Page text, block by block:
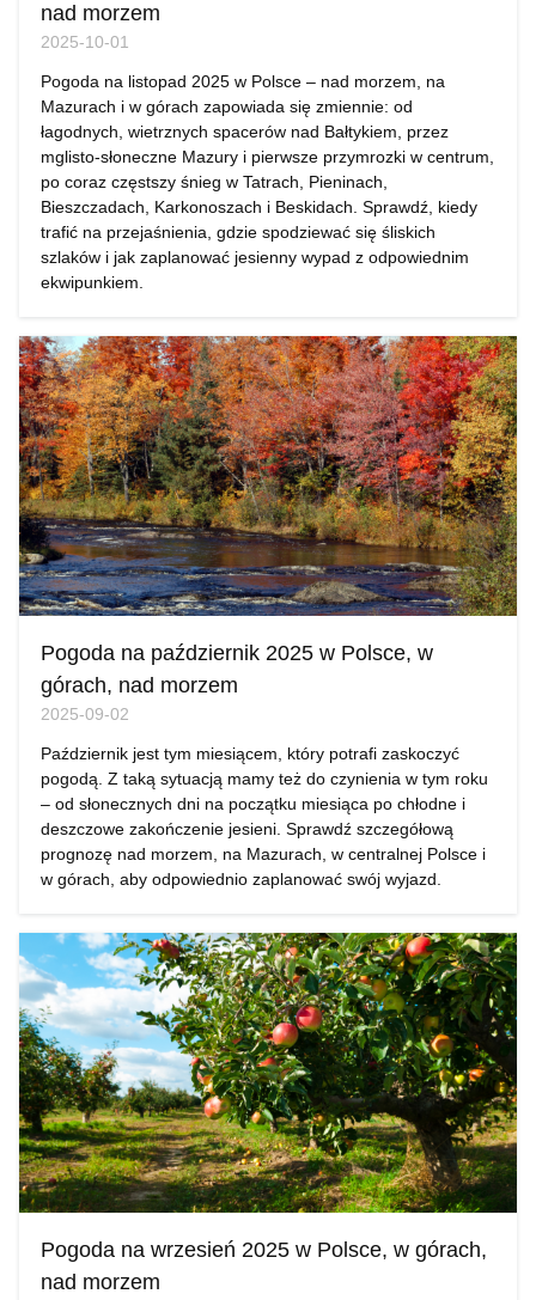
nad morzem
2025-10-01
Pogoda na listopad 2025 w Polsce – nad morzem, na
Mazurach i w górach zapowiada się zmiennie: od
łagodnych, wietrznych spacerów nad Bałtykiem, przez
mglisto-słoneczne Mazury i pierwsze przymrozki w centrum,
po coraz częstszy śnieg w Tatrach, Pieninach,
Bieszczadach, Karkonoszach i Beskidach. Sprawdź, kiedy
trafić na przejaśnienia, gdzie spodziewać się śliskich
szlaków i jak zaplanować jesienny wypad z odpowiednim
ekwipunkiem.
Pogoda na październik 2025 w Polsce, w
górach, nad morzem
2025-09-02
Październik jest tym miesiącem, który potrafi zaskoczyć
pogodą. Z taką sytuacją mamy też do czynienia w tym roku
– od słonecznych dni na początku miesiąca po chłodne i
deszczowe zakończenie jesieni. Sprawdź szczegółową
prognozę nad morzem, na Mazurach, w centralnej Polsce i
w górach, aby odpowiednio zaplanować swój wyjazd.
Pogoda na wrzesień 2025 w Polsce, w górach,
nad morzem